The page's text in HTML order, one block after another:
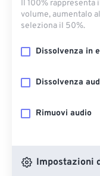
Il 100% rappresenta
volume, aumentalo
seleziona il 50%.
Dissolvenza in
Dissolvenza
Rimuovi audio
Impostazioni